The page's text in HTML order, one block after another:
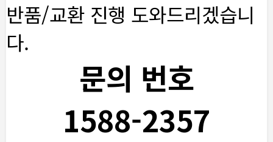
반품/교환 진행 도와드리겠습니
다.
문의 번호
1588-2357